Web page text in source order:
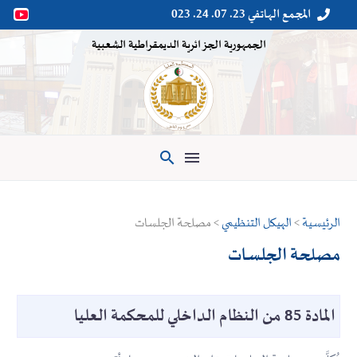

 المجمع الهاتفي 23. 07. 24. 023
الجمهورية الجزائرية الديمقراطية الشعبية

الرئيسية>الهيكل التنظيمي> مصلحة الجلسات
مصلحة الجلسات
المادة 85 من النظام الداخلي للمحكمة العليا